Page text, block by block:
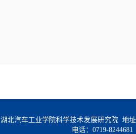
湖北汽车工业学院科学技术发展研究院 地
电话：0719-